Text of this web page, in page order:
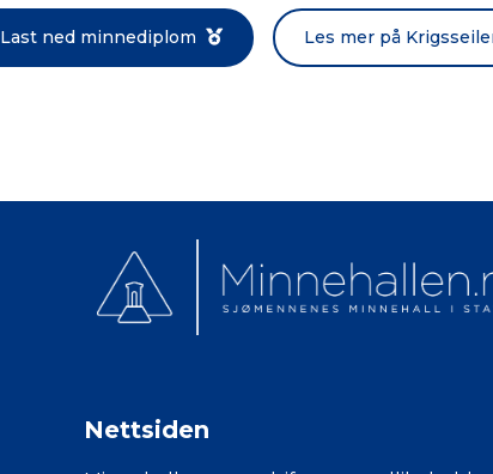
Last ned minnediplom Les mer på
Nettsiden